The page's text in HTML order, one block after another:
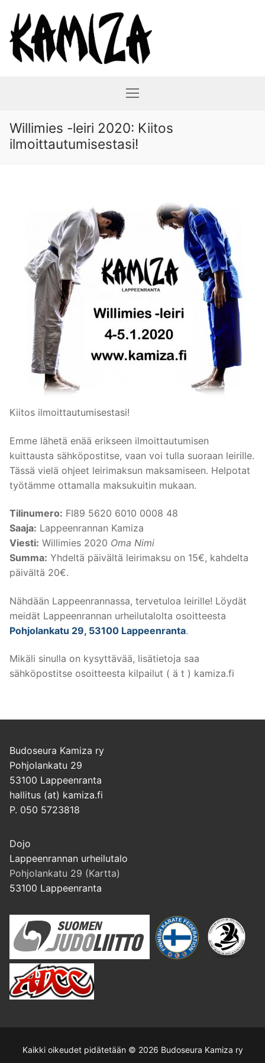
sisältöön
Willimies -leiri 2020: Kiitos
ilmoittautumisestasi!
Kiitos ilmoittautumisestasi!
Emme lähetä enää erikseen ilmoittautumisen
kuittausta sähköpostitse, vaan voi tulla suoraan leirille.
Tässä vielä ohjeet leirimaksun maksamiseen. Helpotat
työtämme ottamalla maksukuitin mukaan.
Tilinumero: FI89 5620 6010 0008 48
Saaja: Lappeenrannan Kamiza
Viesti: Willimies 2020 Oma Nimi
Summa: Yhdeltä päivältä leirimaksu on 15€, kahdelta
päivältä 20€.
Nähdään Lappeenrannassa, tervetuloa leirille! Löydät
meidät Lappeenrannan urheilutalolta osoitteesta
Pohjolankatu 29, 53100 Lappeenranta.
Mikäli sinulla on kysyttävää, lisätietoja saa
sähköpostitse osoitteesta kilpailut ( ä t ) kamiza.fi
Budoseura Kamiza ry
Pohjolankatu 29
53100 Lappeenranta
hallitus (at) kamiza.fi
P. 050 5723818
Dojo
Lappeenrannan urheilutalo
Pohjolankatu 29 (Kartta)
53100 Lappeenranta
Kaikki oikeudet pidätetään © 2026 Budoseura Kamiza ry